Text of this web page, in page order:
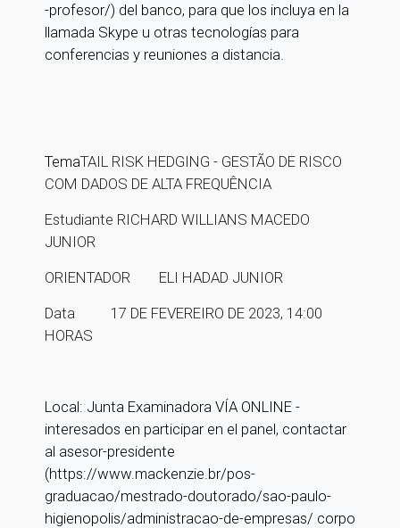
-profesor/) del banco, para que los incluya en la
llamada Skype u otras tecnologías para
conferencias y reuniones a distancia.
TemaTAIL RISK HEDGING - GESTÃO DE RISCO
COM DADOS DE ALTA FREQUÊNCIA
Estudiante RICHARD WILLIANS MACEDO
JUNIOR
ORIENTADOR ELI HADAD JUNIOR
Data 17 DE FEVEREIRO DE 2023, 14:00
HORAS
Local: Junta Examinadora VÍA ONLINE -
interesados ​​en participar en el panel, contactar
al asesor-presidente
(https://www.mackenzie.br/pos-
graduacao/mestrado-doutorado/sao-paulo-
higienopolis/administracao-de-empresas/ corpo